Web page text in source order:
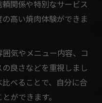
関係や特別なサービス
高い焼肉体験ができま
気やメニュー内容、コ
良さなどを重視しまし
べることで、自分に合
ができます。